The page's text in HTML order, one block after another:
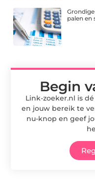
palen en
Begin
Link-zoeker.nl is
en jouw bereik te
nu-knop en geef